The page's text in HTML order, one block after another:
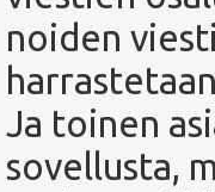
noiden
Ja toinen
sovellusta,